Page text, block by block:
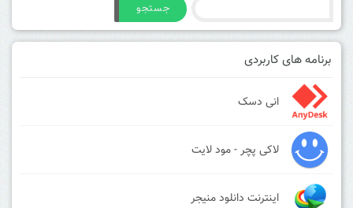
جستجو
برنامه های کاربردی
انی دسک
لاکی پچر - مود لایت
اینترنت دانلود منیجر